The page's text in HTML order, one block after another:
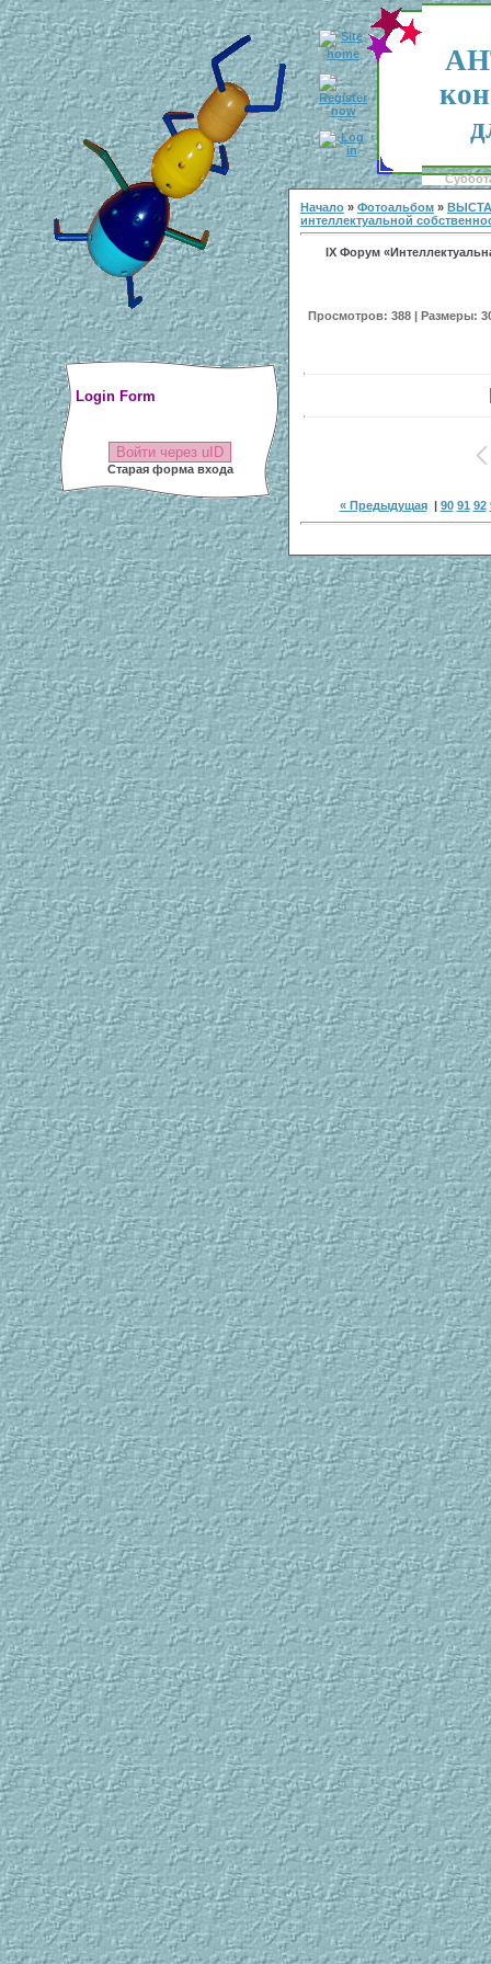
Login Form
Войти через uID
Старая форма входа
Начало » Фотоальбом »
интеллектуальной
IX Форум
Просмотров: 388 | Размеры:
« Предыдущая| 90 91 92